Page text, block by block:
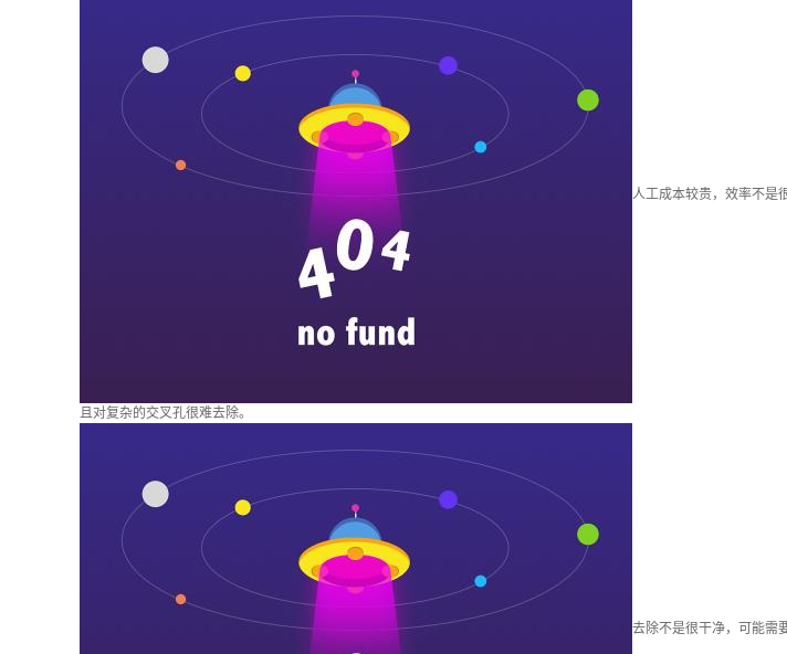
人工成本较贵，效率不是
且对复杂的交叉孔很难去除。
去除不是很干净，可能需